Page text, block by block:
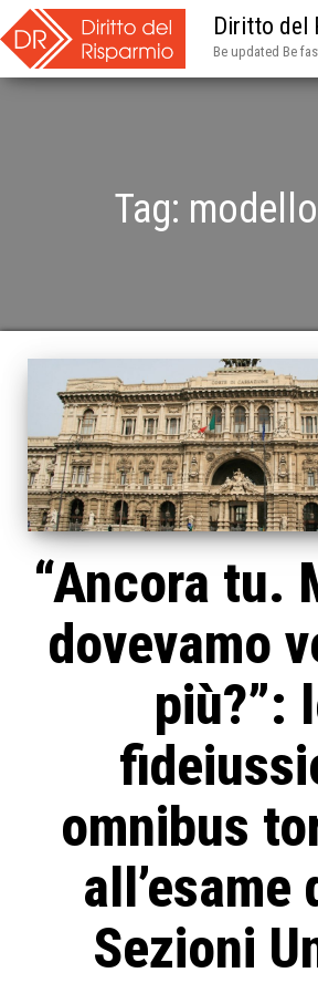
Diritto del
Be updated Be
Tag:
“Ancora tu.
dovevamo
più?”:
omnibus
all’esame
Sezioni